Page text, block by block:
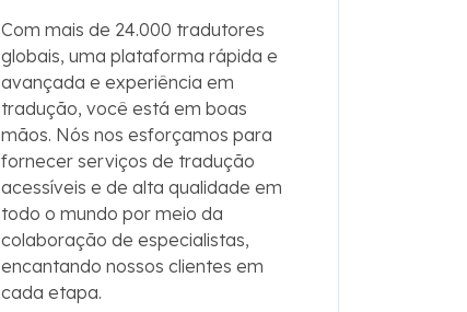
Com mais de 24.000 tradutores
globais, uma plataforma rápida e
avançada e experiência em
tradução, você está em boas
mãos. Nós nos esforçamos para
fornecer serviços de tradução
acessíveis e de alta qualidade em
todo o mundo por meio da
colaboração de especialistas,
encantando nossos clientes em
cada etapa.